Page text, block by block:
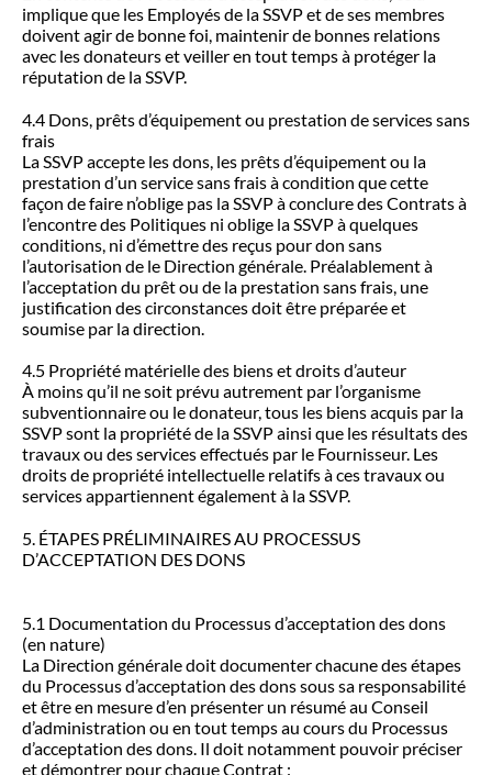
implique que les Employés de la SSVP et de ses membres
doivent agir de bonne foi, maintenir de bonnes relations
avec les donateurs et veiller en tout temps à protéger la
réputation de la SSVP.
4.4 Dons, prêts d’équipement ou prestation de services sans
frais
La SSVP accepte les dons, les prêts d’équipement ou la
prestation d’un service sans frais à condition que cette
façon de faire n’oblige pas la SSVP à conclure des Contrats à
l’encontre des Politiques ni oblige la SSVP à quelques
conditions, ni d’émettre des reçus pour don sans
l’autorisation de le Direction générale. Préalablement à
l’acceptation du prêt ou de la prestation sans frais, une
justification des circonstances doit être préparée et
soumise par la direction.
4.5 Propriété matérielle des biens et droits d’auteur
À moins qu’il ne soit prévu autrement par l’organisme
subventionnaire ou le donateur, tous les biens acquis par la
SSVP sont la propriété de la SSVP ainsi que les résultats des
travaux ou des services effectués par le Fournisseur. Les
droits de propriété intellectuelle relatifs à ces travaux ou
services appartiennent également à la SSVP.
5. ÉTAPES PRÉLIMINAIRES AU PROCESSUS
D’ACCEPTATION DES DONS
5.1 Documentation du Processus d’acceptation des dons
(en nature)
La Direction générale doit documenter chacune des étapes
du Processus d’acceptation des dons sous sa responsabilité
et être en mesure d’en présenter un résumé au Conseil
d’administration ou en tout temps au cours du Processus
d’acceptation des dons. Il doit notamment pouvoir préciser
et démontrer pour chaque Contrat :